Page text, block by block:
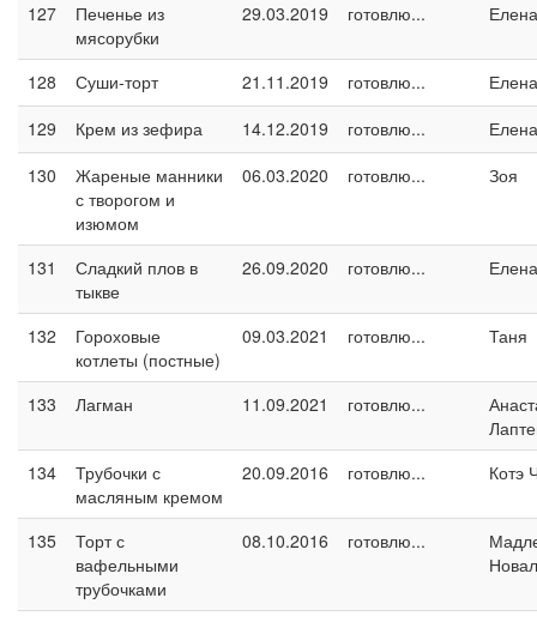
127
Печенье из
мясорубки
29.03.2019 готовлю...
128 Суши-торт 21.11.2019 готовлю...
129
Крем из зефира 14.12.2019 готовлю...
130
Жареные манники
с творогом и
изюмом
06.03.2020 готовлю... Зоя
131
Сладкий плов в
тыкве
26.09.2020 готовлю...
132
Гороховые
котлеты (постные)
09.03.2021 готовлю... Таня
133 Лагман 11.09.2021 готовлю...
134
Трубочки с
масляным кремом
20.09.2016 готовлю... Котэ
135
Торт с
вафельными
трубочками
08.10.2016 готовлю...